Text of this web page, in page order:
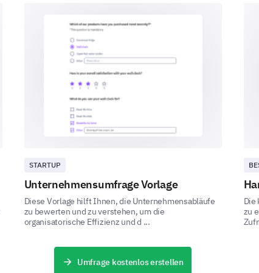
Bewerten Sie die Effektivität der
Orientierung und die Inspiration von
Reaktionsfähigkeit auf Bedenken
Wie würden Sie die aktuelle
STARTUP
Unternehmensumfrage Vorlage
Diese Vorlage hilft Ihnen, die Unternehmensabläufe
zu bewerten und zu verstehen, um die
organisatorische Effizienz und d ...
Die
zu
Umfrage kostenlos erstellen